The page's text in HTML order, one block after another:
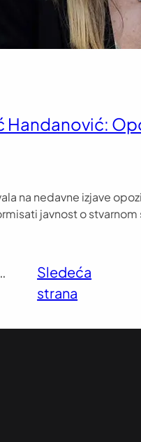
Handanović:
na nedavne izjave
javnost o
Sledeća
strana